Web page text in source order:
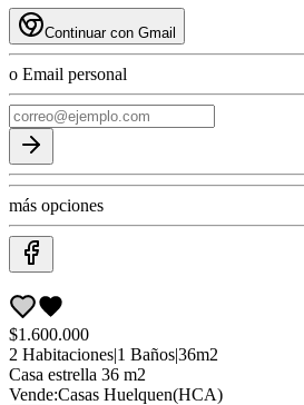
Continuar con Gmail
o Email personal
más opciones
$1.600.000
2 Habitaciones|1 Baños|36m2
Casa estrella 36 m2
Vende:Casas Huelquen(HCA)